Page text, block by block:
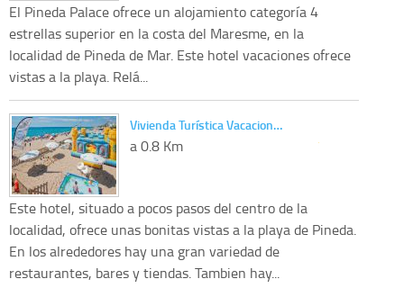
El Pineda Palace ofrece un alojamiento categoría 4
estrellas superior en la costa del Maresme, en la
localidad de Pineda de Mar. Este hotel vacaciones ofrece
vistas a la playa. Relá...
Vivienda Turística Vacacion…
a 0.8 Km
Este hotel, situado a pocos pasos del centro de la
localidad, ofrece unas bonitas vistas a la playa de Pineda.
En los alrededores hay una gran variedad de
restaurantes, bares y tiendas. Tambien hay...